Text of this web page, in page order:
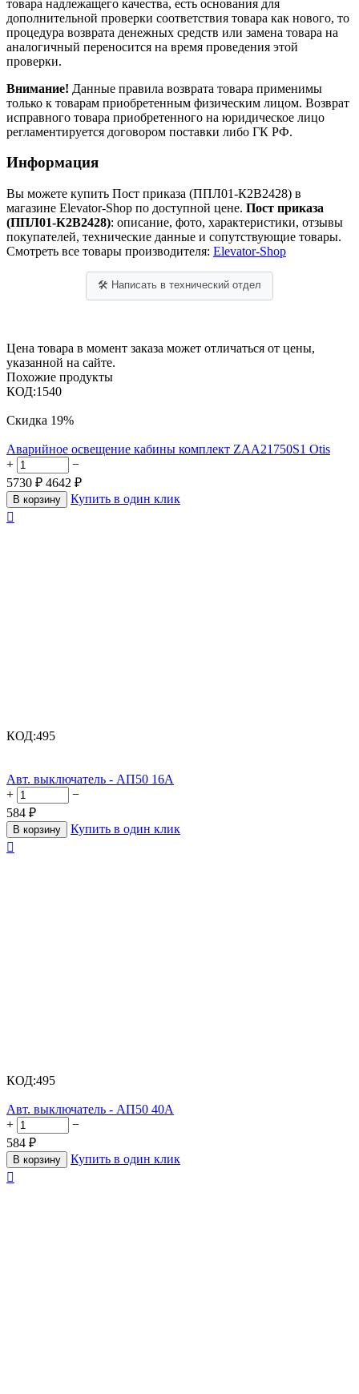
товара надлежащего качества, есть основания для
дополнительной проверки соответствия товара как нового, то
процедура возврата денежных средств или замена товара на
аналогичный переносится на время проведения этой
проверки.
Внимание! Данные правила возврата товара применимы
только к товарам приобретенным физическим лицом. Возврат
исправного товара приобретенного на юридическое лицо
регламентируется договором поставки либо ГК РФ.
Информация
Вы можете купить Пост приказа (ППЛ01-К2В2428) в
магазине Elevator-Shop по доступной цене. Пост приказа
(ППЛ01-К2В2428): описание, фото, характеристики, отзывы
покупателей, технические данные и сопутствующие товары.
Смотреть все товары производителя: Elevator-Shop
🛠 Написать в технический отдел
Цена товара в момент заказа может отличаться от цены,
указанной на сайте.
Похожие продукты
КОД:1540
Скидка 19%
Аварийное освещение кабины комплект ZAA21750S1 Otis
+
−
5730 ₽ 4642 ₽
В корзину
Купить в один клик

КОД:495
Авт. выключатель - АП50 16А
+
−
584 ₽
В корзину
Купить в один клик

КОД:495
Авт. выключатель - АП50 40А
+
−
584 ₽
В корзину
Купить в один клик
